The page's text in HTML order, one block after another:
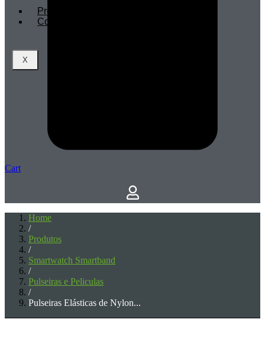
Profissionais
Contactos
X
Cart
Home
/
Produtos
/
Smartwatch Smartband
/
Pulseiras e Peliculas
/
Pulseiras Elásticas de Nylon...